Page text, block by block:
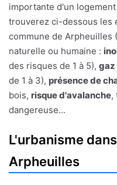
importante d'un
trouverez ci-dessous les
commune de Arpheuilles
naturelle ou humaine :
des risques de 1 à 5), gaz
de 1 à 3), présence de
bois, risque d'avalanche,
dangereuse...
L'urbanisme
Arpheuilles